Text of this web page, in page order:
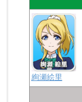
絢瀬絵里